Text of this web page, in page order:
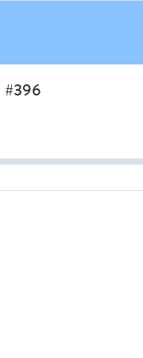
#396